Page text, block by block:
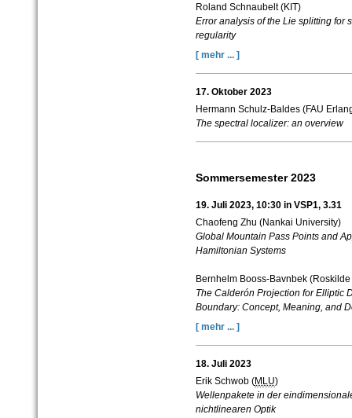
Roland Schnaubelt (KIT)
Error analysis of the Lie splitting for
regularity
[ mehr ... ]
17. Oktober 2023
Hermann Schulz-Baldes (FAU
The spectral localizer: an overview
Sommersemester 2023
19. Juli 2023, 10:30 in VSP1, 3.31
Chaofeng Zhu (Nankai University)
Global Mountain Pass Points and
Hamiltonian Systems
Bernhelm Booss-Bavnbek
The Calderón Projection for Elliptic
Boundary: Concept, Meaning, and
[ mehr ... ]
18. Juli 2023
Erik Schwob (MLU)
Wellenpakete in der
nichtlinearen Optik